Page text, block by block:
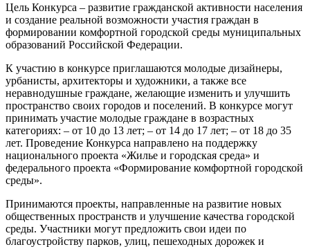
Цель Конкурса – развитие гражданской активности населения
и создание реальной возможности участия граждан в
формировании комфортной городской среды муниципальных
образований Российской Федерации.
К участию в конкурсе приглашаются молодые дизайнеры,
урбанисты, архитекторы и художники, а также все
неравнодушные граждане, желающие изменить и улучшить
пространство своих городов и поселений. В конкурсе могут
принимать участие молодые граждане в возрастных
категориях: – от 10 до 13 лет; – от 14 до 17 лет; – от 18 до 35
лет. Проведение Конкурса направлено на поддержку
национального проекта «Жилье и городская среда» и
федерального проекта «Формирование комфортной городской
среды».
Принимаются проекты, направленные на развитие новых
общественных пространств и улучшение качества городской
среды. Участники могут предложить свои идеи по
благоустройству парков, улиц, пешеходных дорожек и